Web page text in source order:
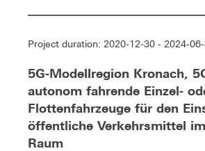
Project duration: 2020-12-30 - 2024-
5G-Modellregion Kronach,
autonom fahrende Einzel-
Flottenfahrzeuge für den
öffentliche Verkehrsmittel
Raum